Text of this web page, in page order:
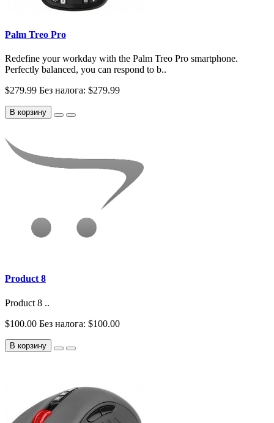
Palm Treo Pro
Redefine your workday with the Palm Treo Pro smartphone.
Perfectly balanced, you can respond to b..
$279.99 Без налога: $279.99
В корзину
Product 8
Product 8 ..
$100.00 Без налога: $100.00
В корзину